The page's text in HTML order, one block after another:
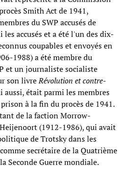
Smith Act de 1941,
du SWP accusés de
accusés et a été l'un des dix-
coupables et envoyés en
1988) a été membre du
et un journaliste socialiste
son livreRévolution et contre-
aussi, était parmi les membres
à la fin du procès de 1941.
de la faction Morrow-
(1912-1986), qui avait
de Trotsky dans les
secrétaire de la Quatrième
Seconde Guerre mondiale.